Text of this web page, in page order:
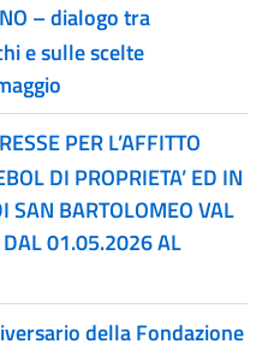
– dialogo tra
e sulle scelte
PER L’AFFITTO
DI PROPRIETA’ ED IN
SAN BARTOLOMEO VAL
DAL 01.05.2026 AL
della Fondazione